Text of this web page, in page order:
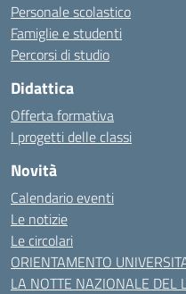
Personale scolastico
Famiglie e studenti
Percorsi di studio
Didattica
Offerta formativa
I progetti delle classi
Novità
Calendario eventi
Le notizie
Le circolari
ORIENTAMENTO
LA NOTTE NAZIONALE DEL